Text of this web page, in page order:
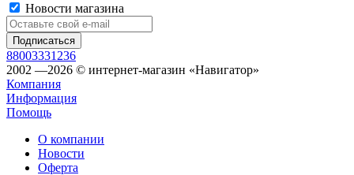
Новости магазина
88003331236
2002 —2026 © интернет-магазин «Навигатор»
Компания
Информация
Помощь
О компании
Новости
Оферта